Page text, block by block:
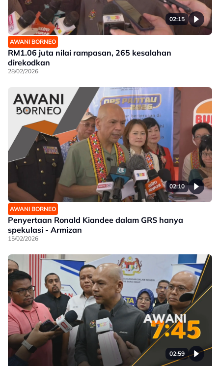
02:15
AWANI BORNEO
RM1.06 juta nilai rampasan, 265 kesalahan
direkodkan
28/02/2026
02:10
AWANI BORNEO
Penyertaan Ronald Kiandee dalam GRS hanya
spekulasi - Armizan
15/02/2026
02:59